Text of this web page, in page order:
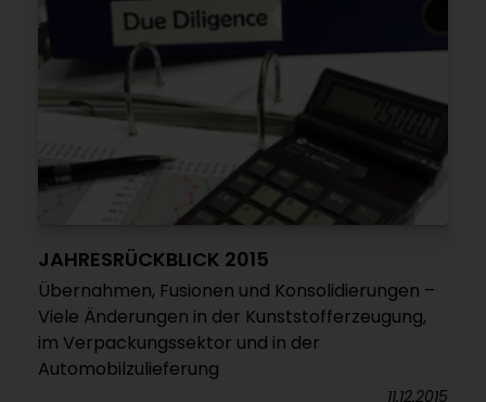
JAHRESRÜCKBLICK 2015
Übernahmen, Fusionen und Konsolidierungen –
Viele Änderungen in der Kunststofferzeugung,
im Verpackungssektor und in der
Automobilzulieferung
11.12.2015